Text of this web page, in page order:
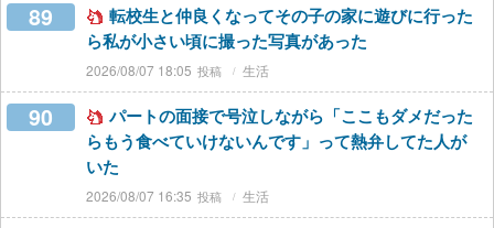
89
転校生と仲良くなってその子の家に遊びに行った
ら私が小さい頃に撮った写真があった
2026/08/07 18:05 生活
90
パートの面接で号泣しながら「ここもダメだった
らもう食べていけないんです」って熱弁してた人が
いた
2026/08/07 16:35 生活